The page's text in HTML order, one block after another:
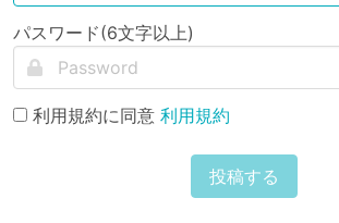
パスワード(6文字以上)
利用規約に同意 利用規約
投稿する